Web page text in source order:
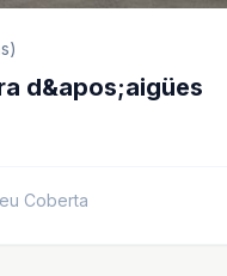
d&apos;aigües
Coberta